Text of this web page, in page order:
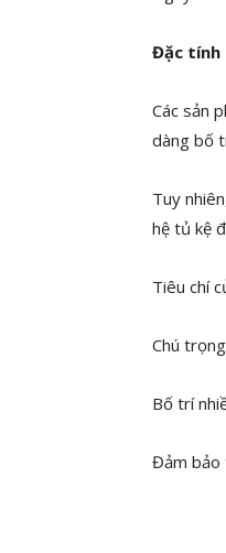
Đặc tính
Các sản
dàng bố
Tuy
hệ tủ kệ
Tiêu chí
Chú
Bố trí
Đảm bảo